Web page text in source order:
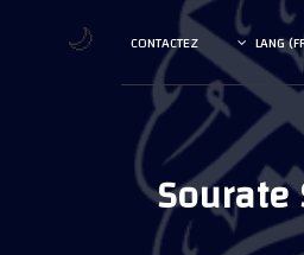
LANG
CONTACTEZ
Sourate
🌙